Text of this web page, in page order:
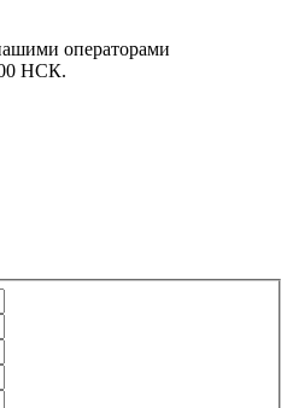
операторами
НСК.